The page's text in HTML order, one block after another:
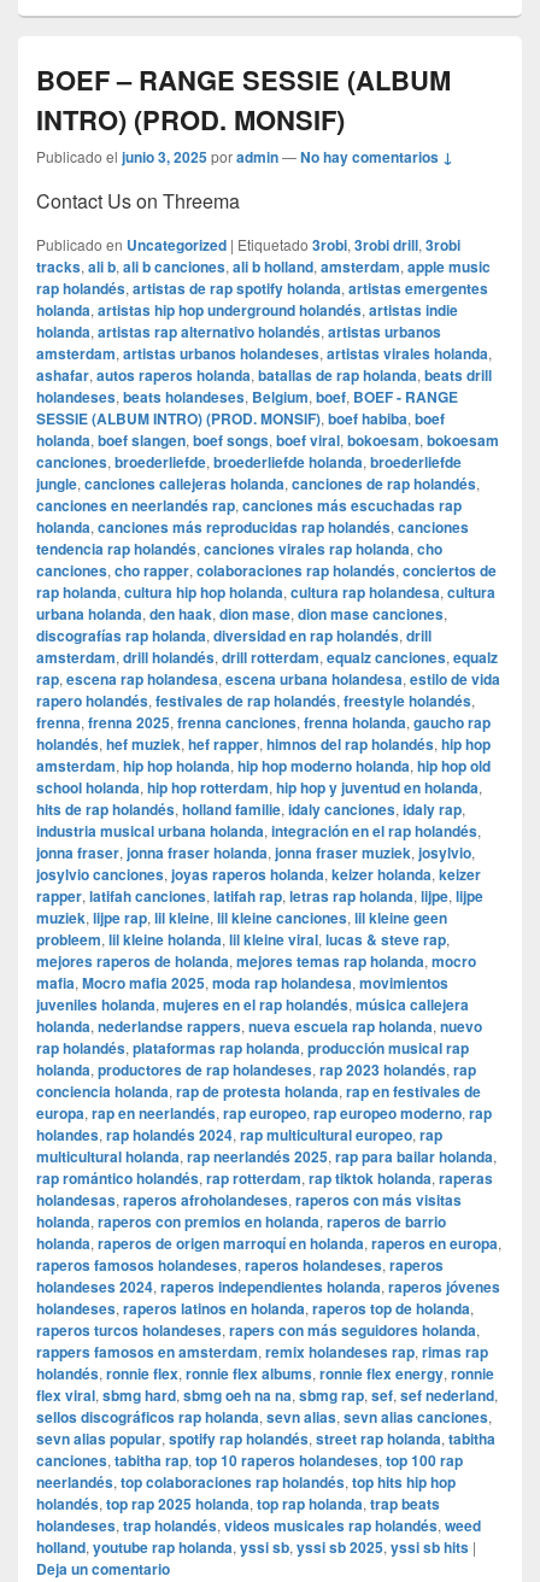
BOEF – RANGE SESSIE (ALBUM
INTRO) (PROD. MONSIF)
Publicado el junio 3, 2025poradmin—No hay comentarios ↓
Contact Us on Threema
Publicado en Uncategorized | Etiquetado 3robi, 3robi drill, 3robi
tracks, ali b, ali b canciones, ali b holland, amsterdam, apple music
rap holandés, artistas de rap spotify holanda, artistas emergentes
holanda, artistas hip hop underground holandés, artistas indie
holanda, artistas rap alternativo holandés, artistas urbanos
amsterdam, artistas urbanos holandeses, artistas virales holanda,
ashafar, autos raperos holanda, batallas de rap holanda, beats drill
holandeses, beats holandeses, Belgium, boef, BOEF - RANGE
SESSIE (ALBUM INTRO) (PROD. MONSIF), boef habiba, boef
holanda, boef slangen, boef songs, boef viral, bokoesam, bokoesam
canciones, broederliefde, broederliefde holanda, broederliefde
jungle, canciones callejeras holanda, canciones de rap holandés,
canciones en neerlandés rap, canciones más escuchadas rap
holanda, canciones más reproducidas rap holandés, canciones
tendencia rap holandés, canciones virales rap holanda, cho
canciones, cho rapper, colaboraciones rap holandés, conciertos de
rap holanda, cultura hip hop holanda, cultura rap holandesa, cultura
urbana holanda, den haak, dion mase, dion mase canciones,
discografías rap holanda, diversidad en rap holandés, drill
amsterdam, drill holandés, drill rotterdam, equalz canciones, equalz
rap, escena rap holandesa, escena urbana holandesa, estilo de vida
rapero holandés, festivales de rap holandés, freestyle holandés,
frenna, frenna 2025, frenna canciones, frenna holanda, gaucho rap
holandés, hef muziek, hef rapper, himnos del rap holandés, hip hop
amsterdam, hip hop holanda, hip hop moderno holanda, hip hop old
school holanda, hip hop rotterdam, hip hop y juventud en holanda,
hits de rap holandés, holland familie, idaly canciones, idaly rap,
industria musical urbana holanda, integración en el rap holandés,
jonna fraser, jonna fraser holanda, jonna fraser muziek, josylvio,
josylvio canciones, joyas raperos holanda, keizer holanda, keizer
rapper, latifah canciones, latifah rap, letras rap holanda, lijpe, lijpe
muziek, lijpe rap, lil kleine, lil kleine canciones, lil kleine geen
probleem, lil kleine holanda, lil kleine viral, lucas & steve rap,
mejores raperos de holanda, mejores temas rap holanda, mocro
mafia, Mocro mafia 2025, moda rap holandesa, movimientos
juveniles holanda, mujeres en el rap holandés, música callejera
holanda, nederlandse rappers, nueva escuela rap holanda, nuevo
rap holandés, plataformas rap holanda, producción musical rap
holanda, productores de rap holandeses, rap 2023 holandés, rap
conciencia holanda, rap de protesta holanda, rap en festivales de
europa, rap en neerlandés, rap europeo, rap europeo moderno, rap
holandes, rap holandés 2024, rap multicultural europeo, rap
multicultural holanda, rap neerlandés 2025, rap para bailar holanda,
rap romántico holandés, rap rotterdam, rap tiktok holanda, raperas
holandesas, raperos afroholandeses, raperos con más visitas
holanda, raperos con premios en holanda, raperos de barrio
holanda, raperos de origen marroquí en holanda, raperos en europa,
raperos famosos holandeses, raperos holandeses, raperos
holandeses 2024, raperos independientes holanda, raperos jóvenes
holandeses, raperos latinos en holanda, raperos top de holanda,
raperos turcos holandeses, rapers con más seguidores holanda,
rappers famosos en amsterdam, remix holandeses rap, rimas rap
holandés, ronnie flex, ronnie flex albums, ronnie flex energy, ronnie
flex viral, sbmg hard, sbmg oeh na na, sbmg rap, sef, sef nederland,
sellos discográficos rap holanda, sevn alias, sevn alias canciones,
sevn alias popular, spotify rap holandés, street rap holanda, tabitha
canciones, tabitha rap, top 10 raperos holandeses, top 100 rap
neerlandés, top colaboraciones rap holandés, top hits hip hop
holandés, top rap 2025 holanda, top rap holanda, trap beats
holandeses, trap holandés, videos musicales rap holandés, weed
holland, youtube rap holanda, yssi sb, yssi sb 2025, yssi sb hits |
Deja un comentario